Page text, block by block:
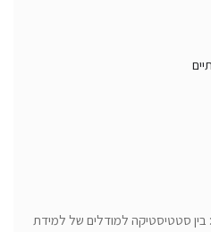
ראיון עבודה ב-Data Science: בין סטטיסטיקה למודלים של למידת